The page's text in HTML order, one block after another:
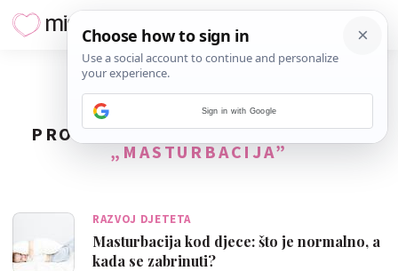
PRONAĐENO8REZULTATA ZA TAG
„MASTURBACIJA”
RAZVOJ DJETETA
Masturbacija kod djece: što je normalno, a
kada se zabrinuti?
Sign in with Google